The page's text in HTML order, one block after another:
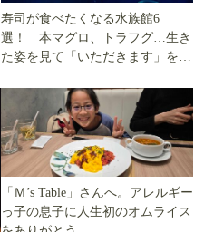
寿司が食べたくなる水族館6
選！ 本マグロ、トラフグ…生き
た姿を見て「いただきます」を考
「Ｍ’s Table」さんへ。アレルギー
っ子の息子に人生初のオムライス